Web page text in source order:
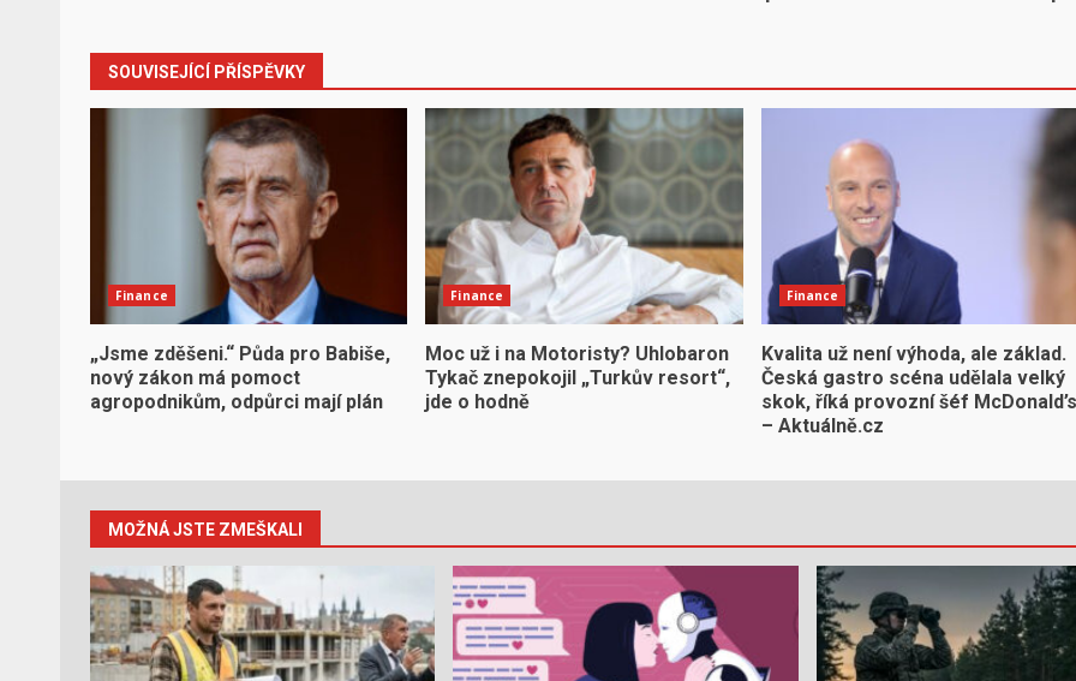
SOUVISEJÍCÍ PŘÍSPĚVKY
Finance
„Jsme zděšeni.“ Půda pro Babiše,
nový zákon má pomoct
agropodnikům, odpůrci mají plán
Finance
Moc už i na Motoristy? Uhlobaron
Tykač znepokojil „Turkův resort“,
jde o hodně
Finance
Kvalita už není výhoda, ale základ.
Česká gastro scéna udělala velký
skok, říká provozní šéf McDonald’s
– Aktuálně.cz
MOŽNÁ JSTE ZMEŠKALI